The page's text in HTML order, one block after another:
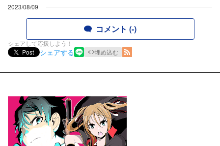
2023/08/09
コメント (-)
シェアして応援しよう！
Post
シェアする 埋め込む